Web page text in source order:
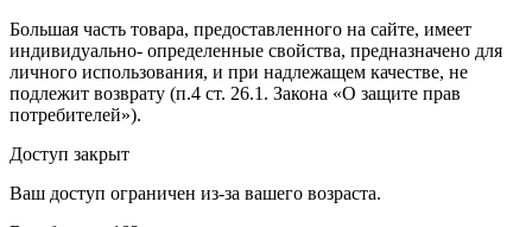
Большая часть товара, предоставленного на сайте, имеет
индивидуально- определенные свойства, предназначено для
личного использования, и при надлежащем качестве, не
подлежит возврату (п.4 ст. 26.1. Закона «О защите прав
потребителей»).
Доступ закрыт
Ваш доступ ограничен из-за вашего возраста.